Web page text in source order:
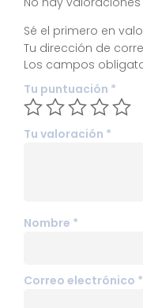
Sé el primero en
Tu dirección de
Los campos
Tu puntuación *
Tu valoración *
Nombre *
Correo electrónico *